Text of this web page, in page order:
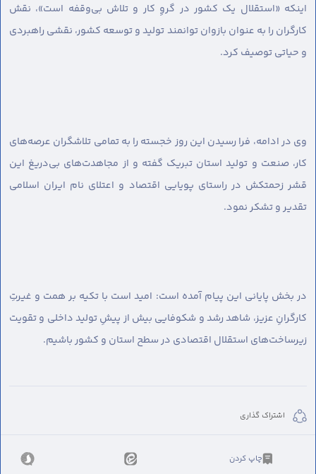
اینکه «استقلال یک کشور در گروِ کار و تلاش بی‌وقفه است»، نقش
کارگران را به عنوان بازوان توانمند تولید و توسعه کشور، نقشی راهبردی
و حیاتی توصیف کرد.
وی در ادامه، فرا رسیدن این روز خجسته را به تمامی تلاشگران عرصه‌های
کار، صنعت و تولید استان تبریک گفته و از مجاهدت‌های بی‌دریغ این
قشر زحمتکش در راستای پویایی اقتصاد و اعتلای نام ایران اسلامی
تقدیر و تشکر نمود.
در بخش پایانی این پیام آمده است: امید است با تکیه بر همت و غیرتِ
کارگرانِ عزیز، شاهد رشد و شکوفایی بیش از پیشِ تولید داخلی و تقویت
زیرساخت‌های استقلال اقتصادی در سطح استان و کشور باشیم.
اشتراک گذاری
چاپ کردن